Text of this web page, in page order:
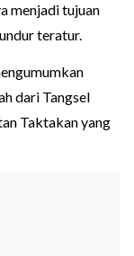
menjadi tujuan
teratur.
dari Tangsel
Taktakan yang